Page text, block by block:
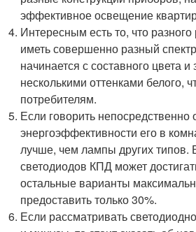
эффективное освещение
Интересным есть то, что
иметь совершенно разный
начинается с составного цвета и
несколькими оттенками белого,
потребителям.
Если говорить непосредственно
энергоэффективности его в
лучше, чем лампы других типов.
светодиодов КПД может
остальные варианты
предоставить только 30%.
Если рассматривать